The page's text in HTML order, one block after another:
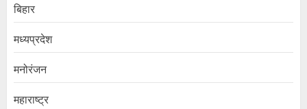
बिहार
मध्यप्रदेश
मनोरंजन
महाराष्ट्र